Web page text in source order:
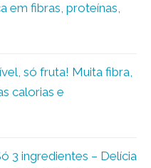
em fibras, proteínas,
só fruta! Muita fibra,
calorias e
3 ingredientes – Delícia